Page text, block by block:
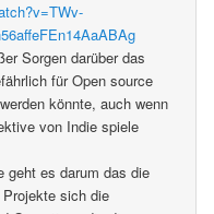
Sorgen darüber das
für Open source
könnte, auch wenn
von Indie spiele
geht es darum das die
sich die